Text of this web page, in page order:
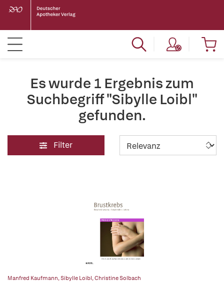
Es wurde 1 Ergebnis zum
Suchbegriff "Sibylle Loibl"
gefunden.
Filter
Manfred Kaufmann,Sibylle Loibl,Christine Solbach